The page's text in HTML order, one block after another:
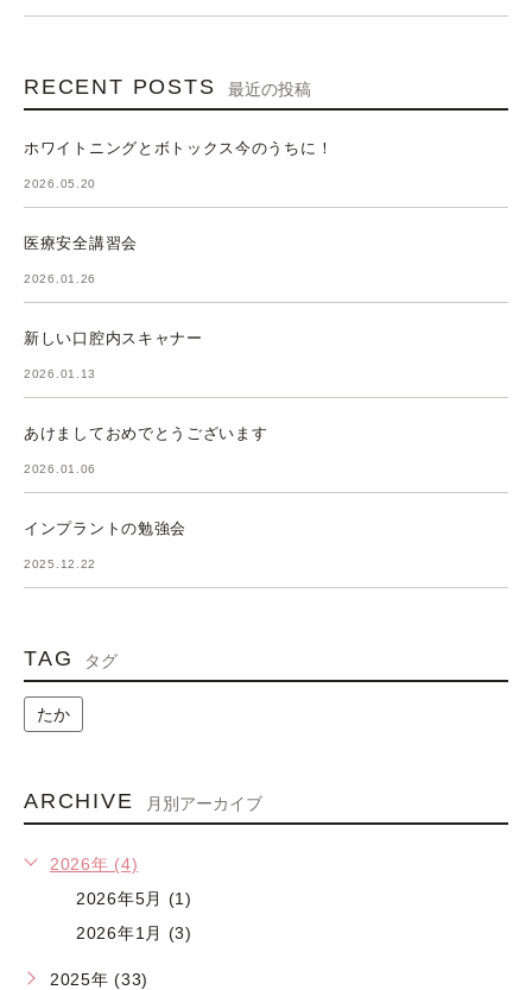
RECENT POSTS 最近の投稿
ホワイトニングとボトックス今のうちに！
2026.05.20
医療安全講習会
2026.01.26
新しい口腔内スキャナー
2026.01.13
あけましておめでとうございます
2026.01.06
インプラントの勉強会
2025.12.22
TAG タグ
たか
ARCHIVE 月別アーカイブ
2026年 (4)
2026年5月 (1)
2026年1月 (3)
2025年 (33)